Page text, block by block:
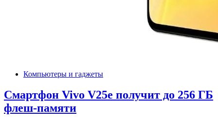
Компьютеры и гаджеты
Смартфон Vivo V25e получит до 256 ГБ
флеш-памяти